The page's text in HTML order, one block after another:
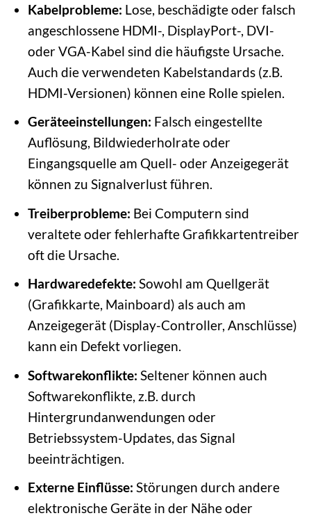
Kabelprobleme: Lose, beschädigte oder falsch
angeschlossene HDMI-, DisplayPort-, DVI-
oder VGA-Kabel sind die häufigste Ursache.
Auch die verwendeten Kabelstandards (z.B.
HDMI-Versionen) können eine Rolle spielen.
Geräteeinstellungen: Falsch eingestellte
Auflösung, Bildwiederholrate oder
Eingangsquelle am Quell- oder Anzeigegerät
können zu Signalverlust führen.
Treiberprobleme: Bei Computern sind
veraltete oder fehlerhafte Grafikkartentreiber
oft die Ursache.
Hardwaredefekte: Sowohl am Quellgerät
(Grafikkarte, Mainboard) als auch am
Anzeigegerät (Display-Controller, Anschlüsse)
kann ein Defekt vorliegen.
Softwarekonflikte: Seltener können auch
Softwarekonflikte, z.B. durch
Hintergrundanwendungen oder
Betriebssystem-Updates, das Signal
beeinträchtigen.
Externe Einflüsse: Störungen durch andere
elektronische Geräte in der Nähe oder